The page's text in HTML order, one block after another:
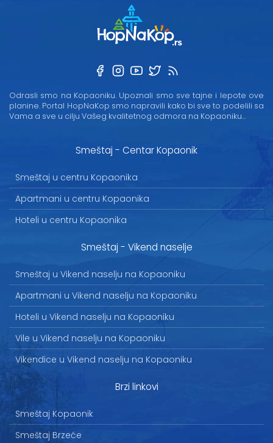
Odrasli smo na Kopaoniku. Upoznali smo sve tajne i lepote ove
planine. Portal HopNaKop smo napravili kako bi sve to podelili sa
Vama a sve u cilju Vašeg kvalitetnog odmora na Kopaoniku...
Smeštaj - Centar Kopaonik
Smeštaj u centru Kopaonika
Apartmani u centru Kopaonika
Hoteli u centru Kopaonika
Smeštaj - Vikend naselje
Smeštaj u Vikend naselju na Kopaoniku
Apartmani u Vikend naselju na Kopaoniku
Hoteli u Vikend naselju na Kopaoniku
Vile u Vikend naselju na Kopaoniku
Vikendice u Vikend naselju na Kopaoniku
Brzi linkovi
Smeštaj Kopaonik
Smeštaj Brzeće